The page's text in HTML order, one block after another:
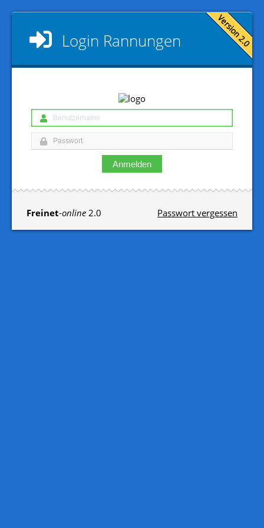
Login Rannungen
Anmelden
Passwort vergessen
Freinet-online 2.0